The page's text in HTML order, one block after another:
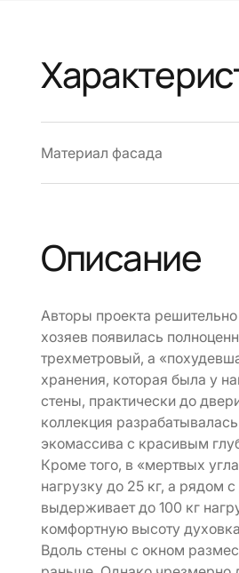
Материал фасада
Описание
Авторы проекта
хозяев появилась
трехметровый, а
хранения, которая была у
стены, практически до
коллекция
экомассива с красивым
Кроме того, в «мертвых
нагрузку до 25 кг, а рядом
выдерживает до 100 кг
комфортную высоту
Вдоль стены с окном